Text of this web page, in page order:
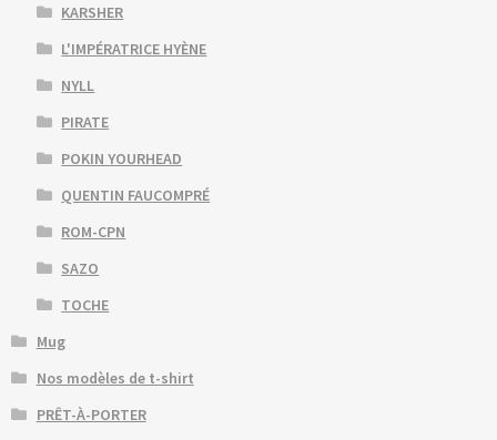
KARSHER
L'IMPÉRATRICE HYÈNE
NYLL
PIRATE
POKIN YOURHEAD
QUENTIN FAUCOMPRÉ
ROM-CPN
SAZO
TOCHE
Mug
Nos modèles de t-shirt
PRÊT-À-PORTER